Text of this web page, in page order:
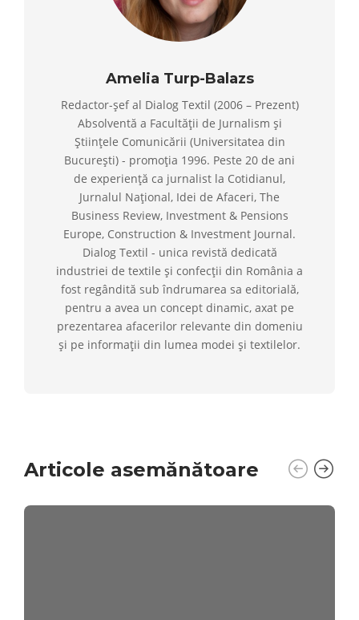
Amelia Turp-Balazs
Redactor-șef al Dialog Textil (2006 – Prezent)
Absolventă a Facultății de Jurnalism și
Științele Comunicării (Universitatea din
București) - promoția 1996. Peste 20 de ani
de experiență ca jurnalist la Cotidianul,
Jurnalul Național, Idei de Afaceri, The
Business Review, Investment & Pensions
Europe, Construction & Investment Journal.
Dialog Textil - unica revistă dedicată
industriei de textile și confecții din România a
fost regândită sub îndrumarea sa editorială,
pentru a avea un concept dinamic, axat pe
prezentarea afacerilor relevante din domeniu
și pe informații din lumea modei și textilelor.
Articole asemănătoare